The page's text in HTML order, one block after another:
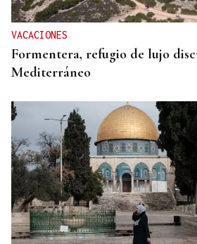
VACACIONES
Formentera, refugio de lujo
Mediterráneo